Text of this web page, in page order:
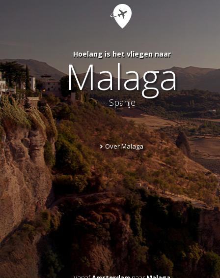
Hoelang is het vliegen naar
Malaga
Spanje
Over Malaga